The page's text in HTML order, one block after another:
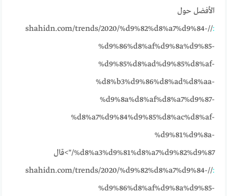
الأفضل حول
:
//shahidn.com/trends/2020/%d9%82%d8%a7%d9%84-
%d9%86%d8%af%d9%8a%d9%85-
%d9%85%d8%ad%d9%85%d8%af-
%d8%b3%d9%86%d8%ad%d8%aa-
%d9%8a%d8%af%d8%a7%d9%87-
%d8%a7%d9%84%d9%85%d8%ac%d8%af-
%d9%81%d9%8a-
%d8%a3%d9%81%d8%a7%d9%82%d9%87/">قال
:
//shahidn.com/trends/2020/%d9%82%d8%a7%d9%84-
%d9%86%d8%af%d9%8a%d9%85-